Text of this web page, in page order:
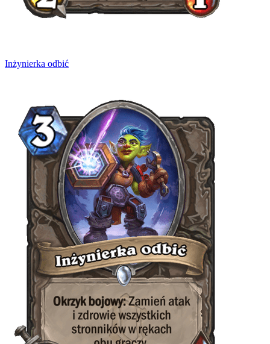
Inżynierka odbić